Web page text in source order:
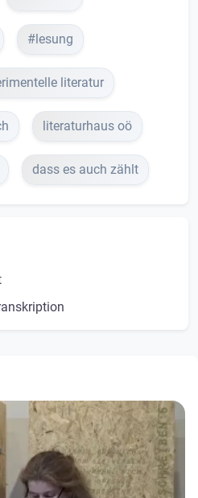
#lesung
literatur
literaturhaus oö
dass es auch zählt